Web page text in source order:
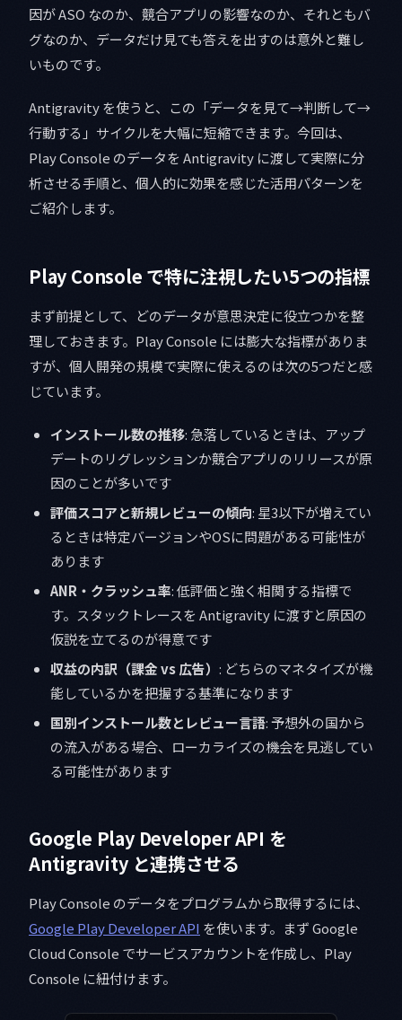
因が ASO なのか、競合アプリの影響なのか、それともバ
グなのか、データだけ見ても答えを出すのは意外と難し
いものです。
Antigravity を使うと、この「データを見て→判断して→
行動する」サイクルを大幅に短縮できます。今回は、
Play Console のデータを Antigravity に渡して実際に分
析させる手順と、個人的に効果を感じた活用パターンを
ご紹介します。
Play Console で特に注視したい5つの指標
まず前提として、どのデータが意思決定に役立つかを整
理しておきます。Play Console には膨大な指標がありま
すが、個人開発の規模で実際に使えるのは次の5つだと感
じています。
インストール数の推移: 急落しているときは、アップ
デートのリグレッションか競合アプリのリリースが原
因のことが多いです
評価スコアと新規レビューの傾向: 星3以下が増えてい
るときは特定バージョンやOSに問題がある可能性が
あります
ANR・クラッシュ率: 低評価と強く相関する指標で
す。スタックトレースを Antigravity に渡すと原因の
仮説を立てるのが得意です
収益の内訳（課金 vs 広告） : どちらのマネタイズが機
能しているかを把握する基準になります
国別インストール数とレビュー言語: 予想外の国から
の流入がある場合、ローカライズの機会を見逃してい
る可能性があります
Google Play Developer API を
Antigravity と連携させる
Play Console のデータをプログラムから取得するには、
Google Play Developer API を使います。まず Google
Cloud Console でサービスアカウントを作成し、Play
Console に紐付けます。